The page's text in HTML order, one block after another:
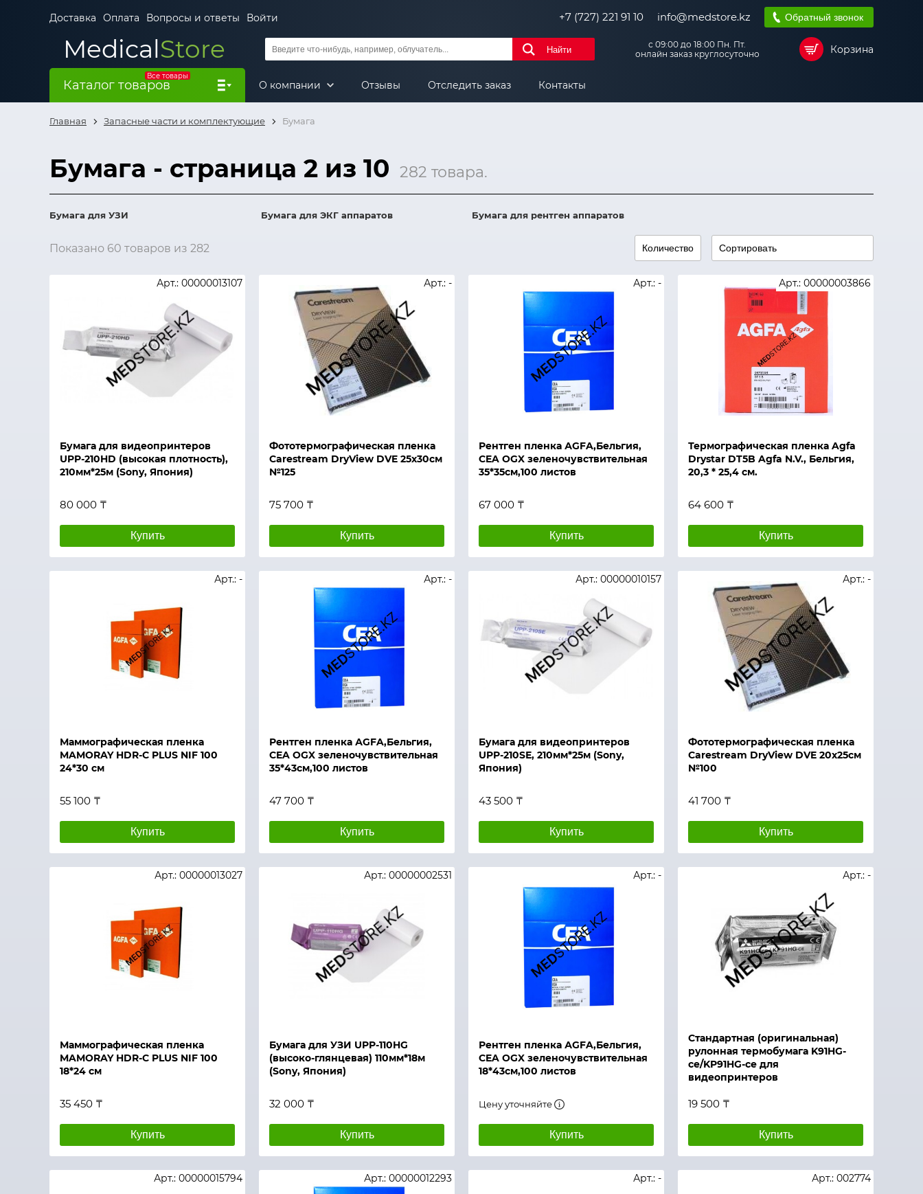
Доставка Оплата Вопросы и ответы Войти +7 (727) 221 91 10 info@medstore.kz Обратный звонок
MedicalStore Найти
с 09:00 до 18:00 Пн. Пт.
онлайн заказ круглосуточно
Корзина
Все товары
Каталог товаров О компании Отзывы Отследить заказ Контакты
Главная Запасные части и комплектующие Бумага
Бумага - страница 2 из 10 282 товара.
Бумага для УЗИ Бумага для ЭКГ аппаратов Бумага для рентген аппаратов
Показано 60 товаров из 282
Бумага для видеопринтеров
UPP-210HD (высокая плотность),
210мм*25м (Sony, Япония)
Арт.: 00000013107
80 000 ₸
Купить
Фототермографическая пленка
Carestream DryView DVE 25x30см
№125
Арт.: -
75 700 ₸
Купить
Быстрый просмотр
Рентген пленка АGFA,Бельгия,
CEA OGX зеленочувствительная
35*35см,100 листов
Арт.: -
67 000 ₸
Купить
Быстрый просмотр
Термографическая пленка Agfa
Drystar DT5B Agfa N.V., Бельгия,
20,3 * 25,4 см.
Арт.: 00000003866
64 600 ₸
Купить
Маммографическая пленка
MAMORAY HDR-C PLUS NIF 100
24*30 см
Арт.: -
55 100 ₸
Купить
Рентген пленка АGFA,Бельгия,
CEA OGX зеленочувствительная
35*43см,100 листов
Арт.: -
47 700 ₸
Купить
Быстрый просмотр
Бумага для видеопринтеров
UPP-210SЕ, 210мм*25м (Sony,
Япония)
Арт.: 00000010157
43 500 ₸
Купить
Фототермографическая пленка
Carestream DryView DVE 20х25см
№100
Арт.: -
41 700 ₸
Купить
Маммографическая пленка
MAMORAY HDR-C PLUS NIF 100
18*24 см
Арт.: 00000013027
35 450 ₸
Купить
Бумага для УЗИ UPP-110HG
(высоко-глянцевая) 110мм*18м
(Sony, Япония)
Арт.: 00000002531
32 000 ₸
Купить
Рентген пленка АGFA,Бельгия,
CEA OGX зеленочувствительная
18*43см,100 листов
Арт.: -
Цену уточняйте
Купить
Быстрый просмотр
Стандартная (оригинальная)
рулонная термобумага K91HG-
ce/KP91HG-ce для
видеопринтеров
Арт.: -
19 500 ₸
Купить
Арт.: 00000015794 Арт.: 00000012293 Арт.: - Арт.: 002774